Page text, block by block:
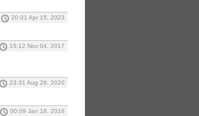
20:01 Apr 15, 2023
15:12 Nov 04, 2017
23:31 Aug 29, 2020
00:09 Jan 18, 2016